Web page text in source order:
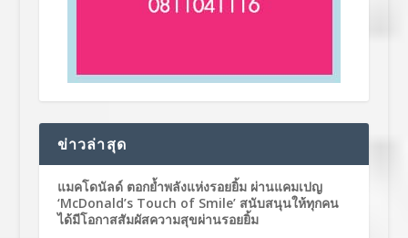
ข่าวล่าสุด
แมคโดนัลด์ ตอกย้ำพลังแห่งรอยยิ้ม ผ่านแคมเปญ
‘McDonald’s Touch of Smile’ สนับสนุนให้ทุกคน
ได้มีโอกาสสัมผัสความสุขผ่านรอยยิ้ม